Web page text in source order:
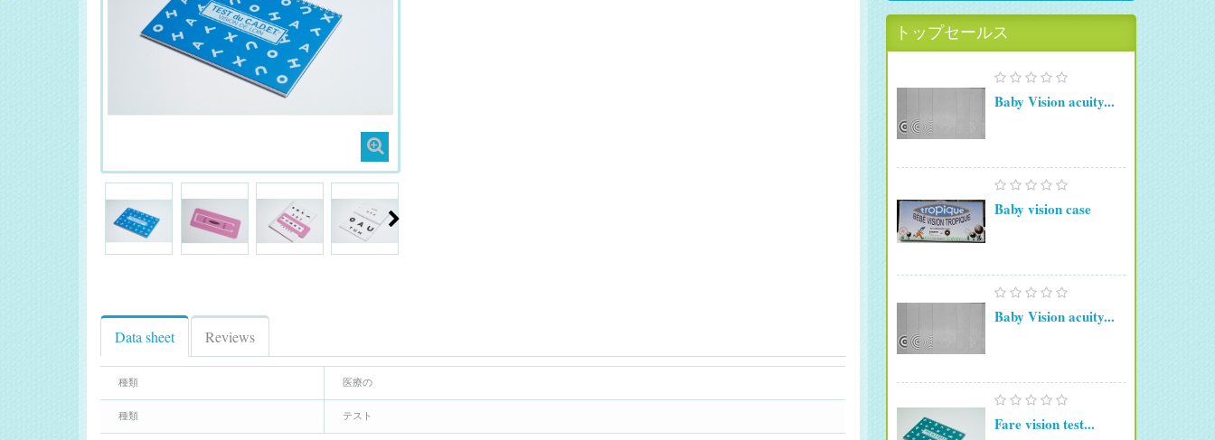
Data sheet Reviews
種類 医療の
種類 テスト
トップセールス
Baby Vision acuity...
Baby vision case
Baby Vision acuity...
Fare vision test...